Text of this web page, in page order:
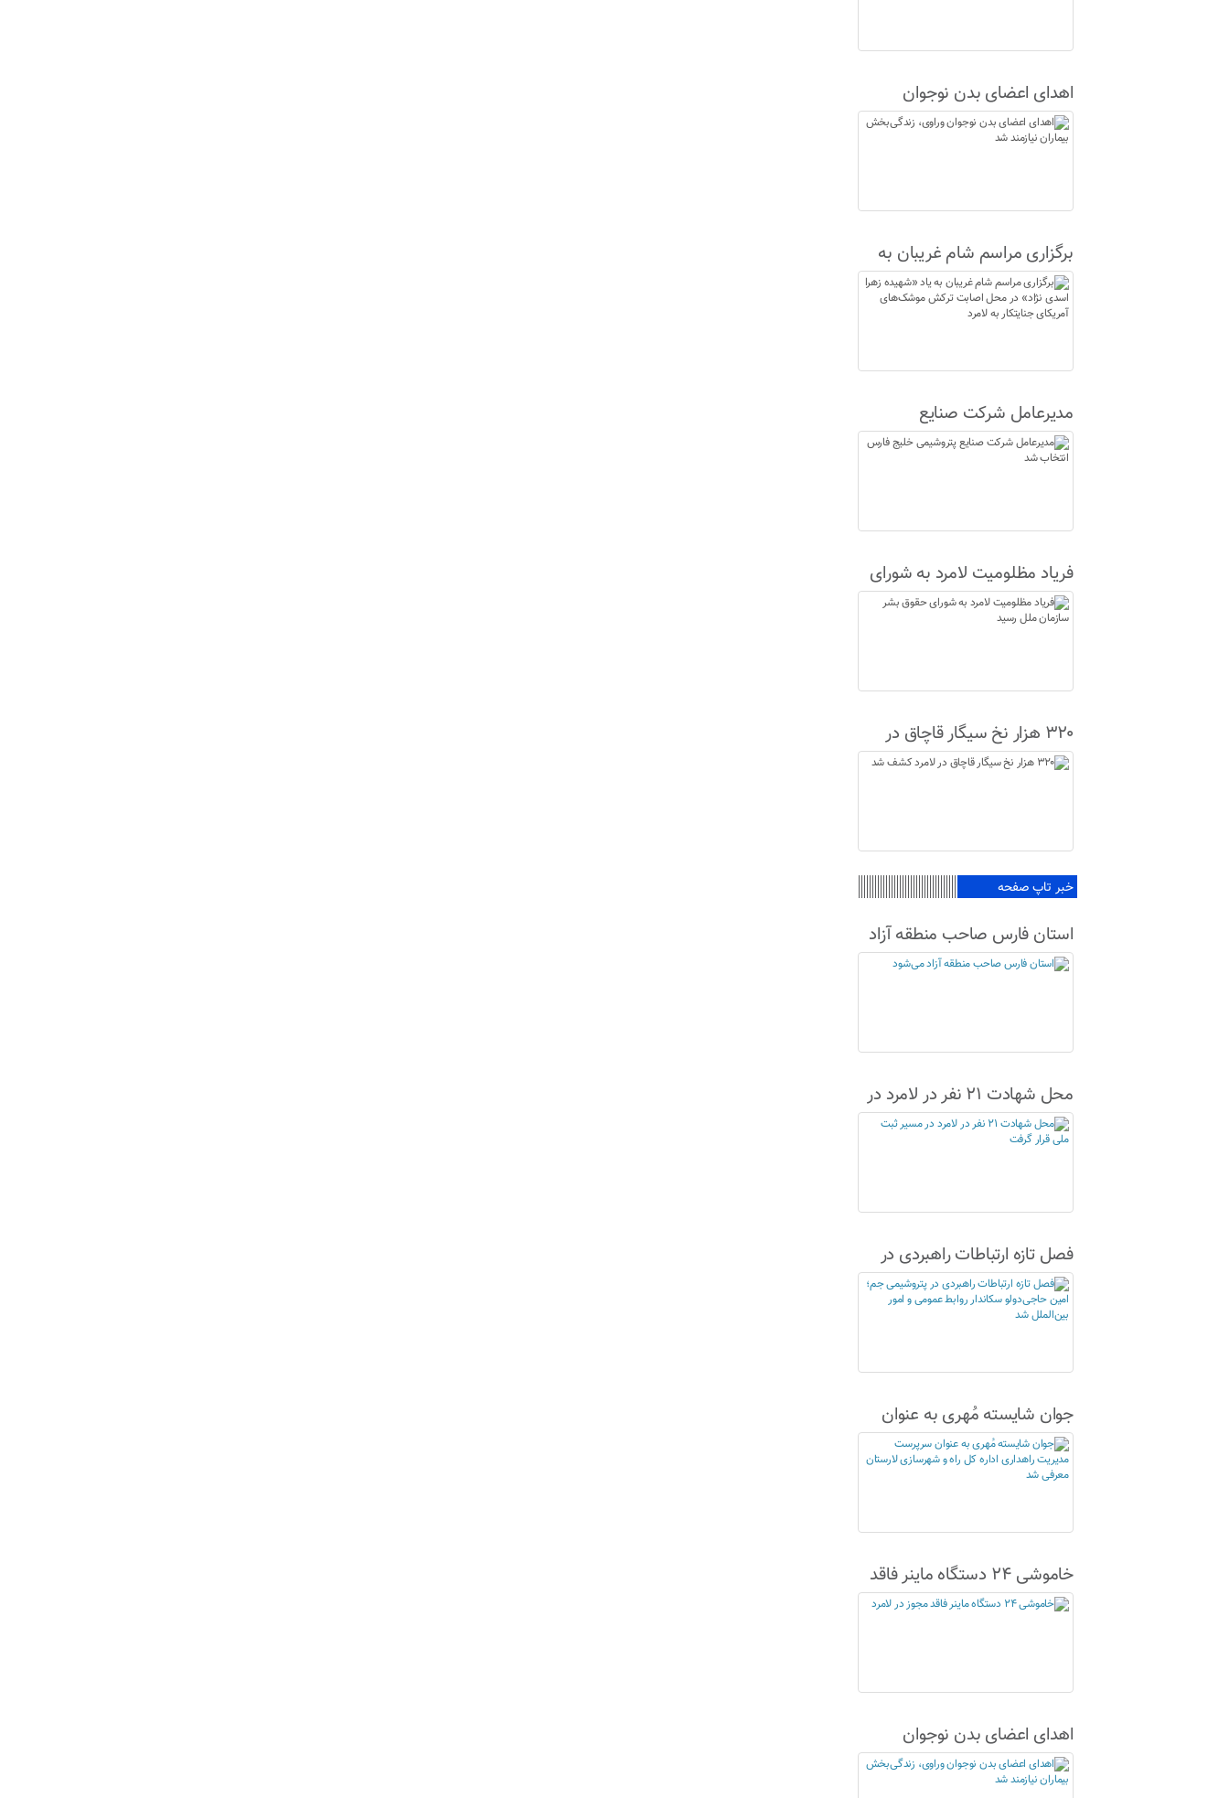
اهدای اعضای بدن نوجوان
وراوی، زندگی‌بخش بیماران
نیازمند شد
برگزاری مراسم شام غریبان به
یاد «شهیده زهرا اسدی نژاد» در
محل اصابت ترکش موشک‌های
مدیرعامل شرکت صنایع
پتروشیمی خلیج فارس انتخاب
شد
فریاد مظلومیت لامرد به شورای
حقوق بشر سازمان ملل رسید
۳۲۰ هزار نخ سیگار قاچاق در
لامرد کشف شد
خبر تاپ صفحه
استان فارس صاحب منطقه آزاد
می‌شود
محل شهادت ۲۱ نفر در لامرد در
مسیر ثبت ملی قرار گرفت
فصل تازه ارتباطات راهبردی در
پتروشیمی جم؛ امین حاجی‌دولو
سکاندار روابط عمومی و امور
جوان شایسته مُهری به عنوان
سرپرست مدیریت راهداری اداره
کل راه و شهرسازی لارستان
خاموشی ۲۴ دستگاه ماینر فاقد
مجوز در لامرد
اهدای اعضای بدن نوجوان
وراوی، زندگی‌بخش بیماران
نیازمند شد